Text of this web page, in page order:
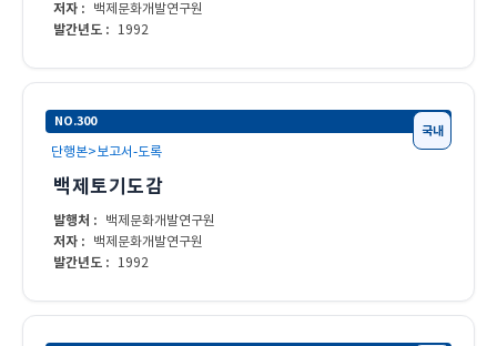
저자 : 백제문화개발연구원
발간년도 : 1992
NO.300
단행본>보고서-도록
백제토기도감
발행처 : 백제문화개발연구원
저자 : 백제문화개발연구원
발간년도 : 1992
국내